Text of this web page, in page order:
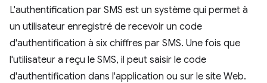
L'authentification par SMS est un système qui permet à
un utilisateur enregistré de recevoir un code
d'authentification à six chiffres par SMS. Une fois que
l'utilisateur a reçu le SMS, il peut saisir le code
d'authentification dans l'application ou sur le site Web.